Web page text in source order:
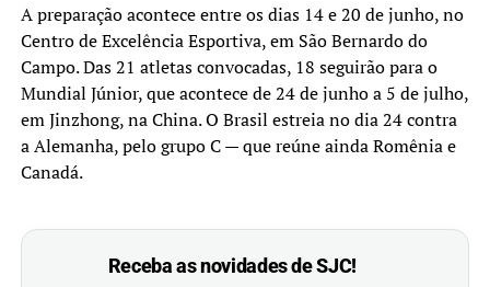
A preparação acontece entre os dias 14 e 20 de junho, no
Centro de Excelência Esportiva, em São Bernardo do
Campo. Das 21 atletas convocadas, 18 seguirão para o
Mundial Júnior, que acontece de 24 de junho a 5 de julho,
em Jinzhong, na China. O Brasil estreia no dia 24 contra
a Alemanha, pelo grupo C — que reúne ainda Romênia e
Canadá.
Receba as novidades de SJC!